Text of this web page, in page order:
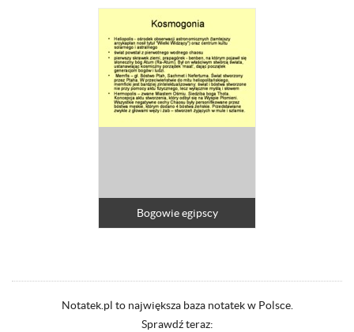
Bogowie egipscy
Notatek.pl to największa baza notatek w Polsce.
Sprawdź teraz: